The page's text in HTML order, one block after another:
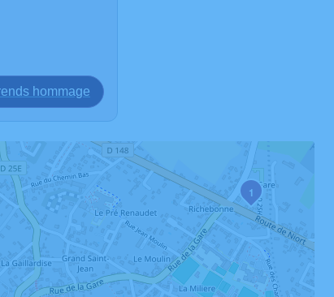
hommage
1